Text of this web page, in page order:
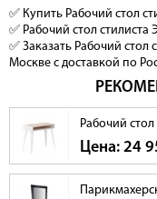
✅ Купить Рабочий стол
✅ Рабочий стол
✅ Заказать Рабочий
Москве с доставкой по
Рабочий
Цена: 24